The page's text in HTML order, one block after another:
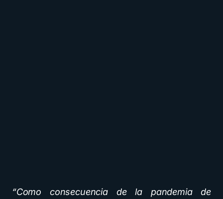
“Como consecuencia de la pandemia de